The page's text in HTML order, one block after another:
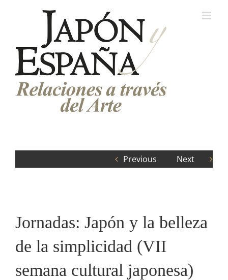
Previous Next
Jornadas: Japón y la belleza
de la simplicidad (VII
semana cultural japonesa)